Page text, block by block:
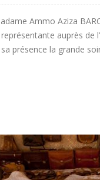
Ammo Aziza
auprès de
présence la grande